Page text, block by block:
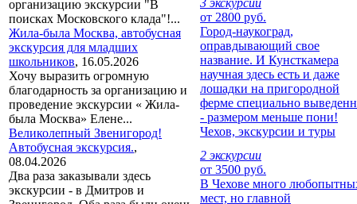
организацию экскурсии "В
поисках Московского клада"!...
Жила-была Москва, автобусная
экскурсия для младших
школьников, 16.05.2026
Хочу выразить огромную
благодарность за организацию и
проведение экскурсии « Жила-
была Москва» Елене...
Великолепный Звенигород!
Автобусная экскурсия.,
08.04.2026
Два раза заказывали здесь
экскурсии - в Дмитров и
от 2800 руб.
Город-наукоград,
оправдывающий свое
название. И Кунсткамера
научная здесь есть и даже
лошадки на пригородной
ферме специально
- размером меньше пони!
Чехов, экскурсии и туры
2 экскурсии
от 3500 руб.
В Чехове много
мест, но главной